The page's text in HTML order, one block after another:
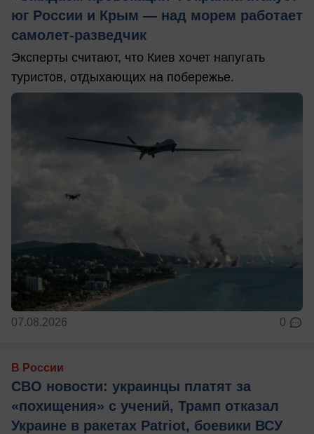
юг России и Крым — над морем работает
самолет-разведчик
Эксперты считают, что Киев хочет напугать
туристов, отдыхающих на побережье.
07.08.2026 0
В России
СВО новости: украинцы платят за
«похищения» с учений, Трамп отказал
Украине в ракетах Patriot, боевики ВСУ